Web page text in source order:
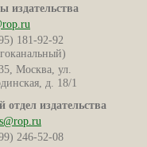
издательства
181-92-92
Москва, ул.
д. 18/1
издательства
246-52-08